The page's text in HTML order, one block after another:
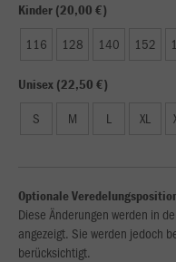
Kinder (20,00 €)
116 128 140 152
Unisex (22,50 €)
S M L XL
Optionale
Diese Änderungen werden in
angezeigt. Sie werden jedoch
berücksichtigt.